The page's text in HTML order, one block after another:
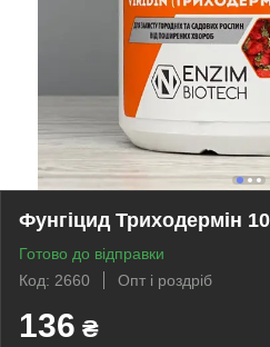
Фунгіцид Триходермін
Готово до відправки
Код: 2660
Опт і роздріб
136 ₴